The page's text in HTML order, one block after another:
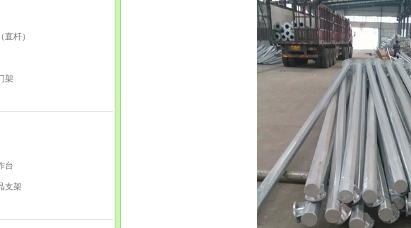
直杆）
架
台
支架